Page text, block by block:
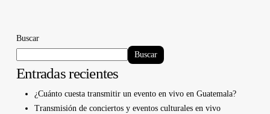
Buscar
Buscar
Entradas recientes
¿Cuánto cuesta transmitir un evento en vivo en Guatemala?
Transmisión de conciertos y eventos culturales en vivo